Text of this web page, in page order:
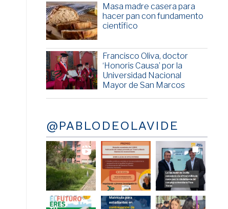
Masa madre casera para
hacer pan con fundamento
científico
Francisco Oliva, doctor
‘Honoris Causa’ por la
Universidad Nacional
Mayor de San Marcos
@PABLODEOLAVIDE